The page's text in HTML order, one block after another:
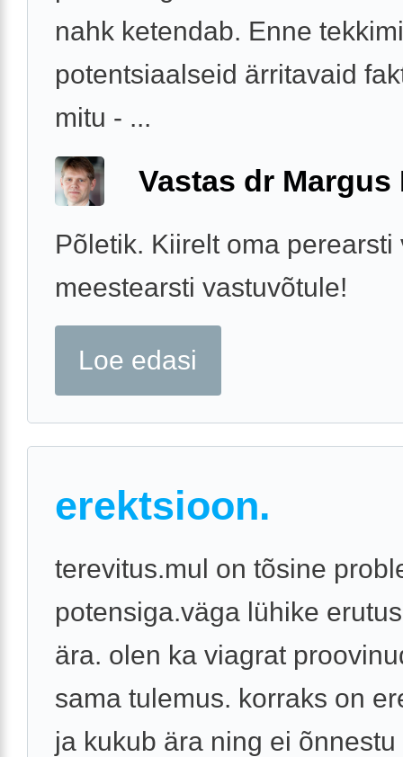
nahk ketendab. Enne
potentsiaalseid ärritavaid
mitu - ...
Vastas dr Margus
Põletik. Kiirelt oma perearsti
meestearsti vastuvõtule!
Loe edasi
erektsioon.
terevitus.mul on tõsine
potensiga.väga lühike
ära. olen ka viagrat
sama tulemus. korraks on
ja kukub ära ning ei õnnestu